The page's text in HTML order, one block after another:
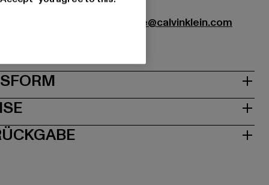
service.de@calvinklein.com
Düsseldorf | DE
PASSFORM